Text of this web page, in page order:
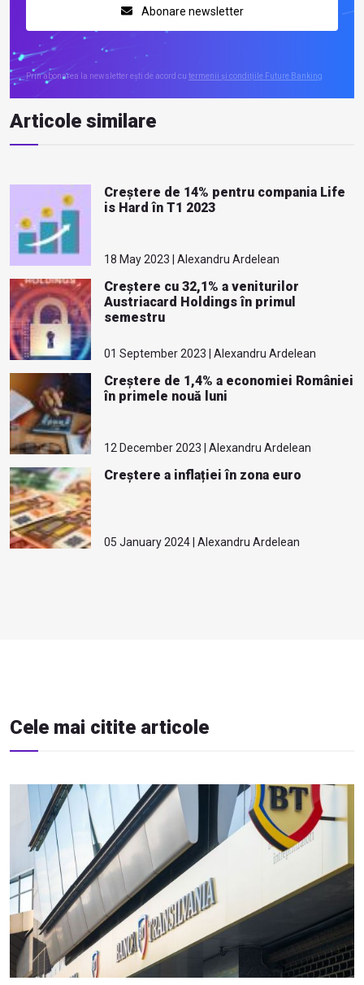
Abonare newsletter
Prin abonarea la newsletter ești de acord cu termenii și condițiile Future Banking
Articole similare
Creștere de 14% pentru compania Life
is Hard în T1 2023
18 May 2023 | Alexandru Ardelean
Creștere cu 32,1% a veniturilor
Austriacard Holdings în primul
semestru
01 September 2023 | Alexandru Ardelean
Creștere de 1,4% a economiei României
în primele nouă luni
12 December 2023 | Alexandru Ardelean
Creștere a inflației în zona euro
05 January 2024 | Alexandru Ardelean
Cele mai citite articole